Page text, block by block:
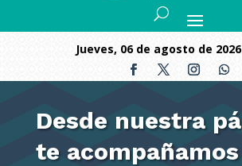
jueves, 06 de agosto de
Desde nuestra
te